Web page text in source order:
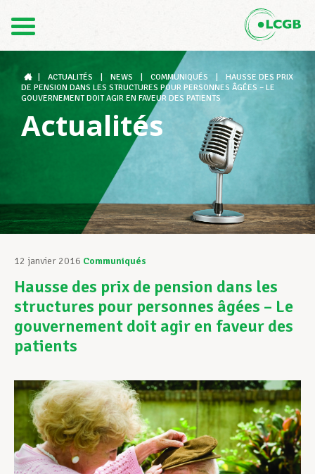
DE
Le LCGB
Structures syndicales
Assistance au Travail
Vos droits
Assistance en vie privée
Développement professionnel
Devenir Membre
ACTUALITÉS NEWS COMMUNIQUÉS
HAUSSE DES PRIX
DE PENSION DANS LES STRUCTURES POUR PERSONNES ÂGÉES – LE
GOUVERNEMENT DOIT AGIR EN FAVEUR DES PATIENTS
Actualités
12 janvier 2016 Communiqués
Hausse des prix de pension dans les
structures pour personnes âgées – Le
gouvernement doit agir en faveur des
patients